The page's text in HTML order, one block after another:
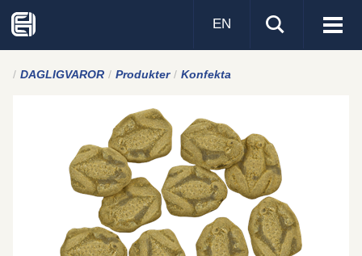
Visa
EN
DAGLIGVAROR Produkter Konfekta